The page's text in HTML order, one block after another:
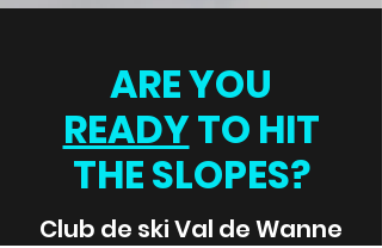
ARE YOU
READYTO HIT
THE SLOPES?
Club de ski Val de Wanne